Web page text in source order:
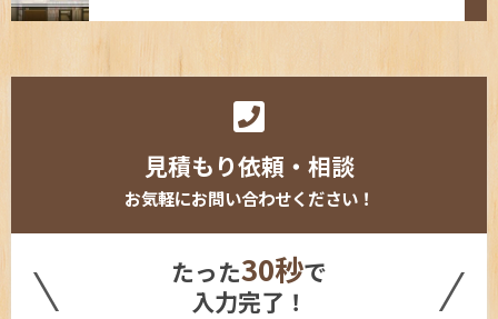
見積もり依頼・相談
お気軽にお問い合わせください！
たった30秒で
入力完了！